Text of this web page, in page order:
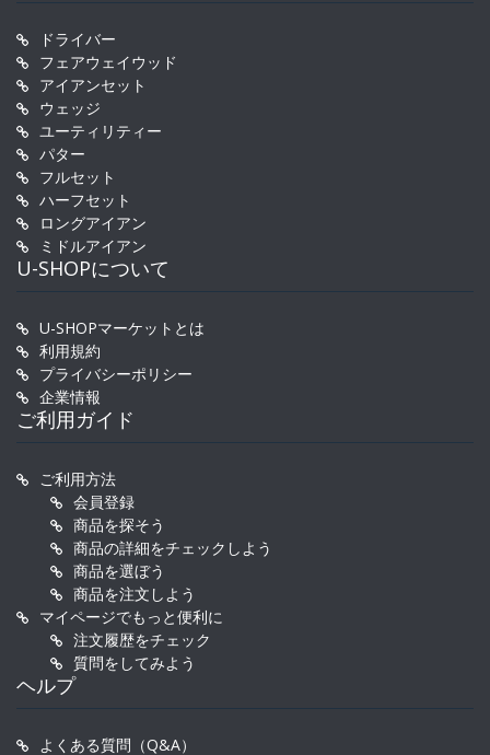
ドライバー
フェアウェイウッド
アイアンセット
ウェッジ
ユーティリティー
パター
フルセット
ハーフセット
ロングアイアン
ミドルアイアン
U-SHOPについて
U-SHOPマーケットとは
利用規約
プライバシーポリシー
企業情報
ご利用ガイド
ご利用方法
会員登録
商品を探そう
商品の詳細をチェックしよう
商品を選ぼう
商品を注文しよう
マイページでもっと便利に
注文履歴をチェック
質問をしてみよう
ヘルプ
よくある質問（Q&A）